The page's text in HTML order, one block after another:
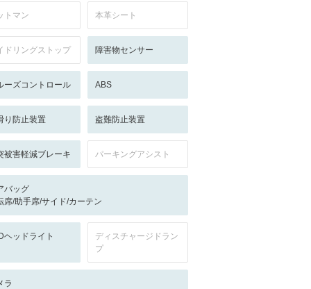
トマン 本革シート
ドリングストップ 障害物センサー
ーズコントロール ABS
り防止装置 盗難防止装置
被害軽減ブレーキ パーキングアシスト
バッグ
席/助手席/サイド/カーテン
ヘッドライト
ディスチャージドラン
プ
ラ